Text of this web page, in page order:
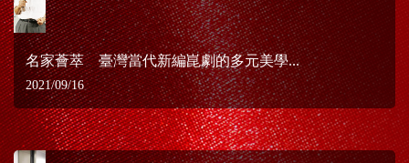
名家薈萃 臺灣當代新編崑劇的多元美學...
2021/09/16